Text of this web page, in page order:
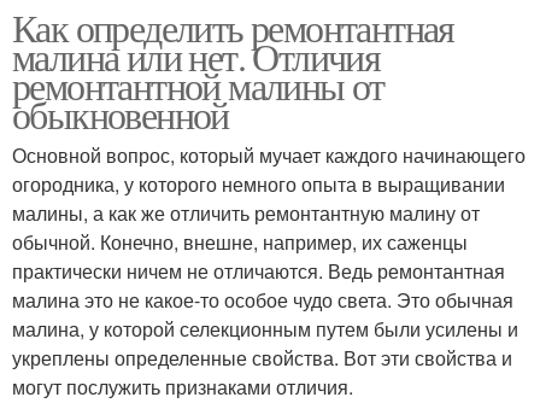
Как определить ремонтантная
малина или нет. Отличия
ремонтантной малины от
обыкновенной
Основной вопрос, который мучает каждого начинающего
огородника, у которого немного опыта в выращивании
малины, а как же отличить ремонтантную малину от
обычной. Конечно, внешне, например, их саженцы
практически ничем не отличаются. Ведь ремонтантная
малина это не какое-то особое чудо света. Это обычная
малина, у которой селекционным путем были усилены и
укреплены определенные свойства. Вот эти свойства и
могут послужить признаками отличия.